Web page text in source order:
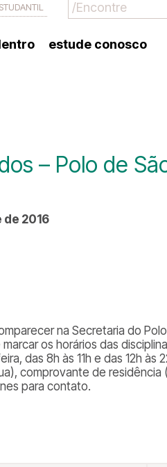
estude conosco
– Polo de
2016
na Secretaria do
os horários das
das 8h às 11h e das 12h às
comprovante de residência
para contato.